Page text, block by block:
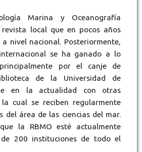
Marina y Oceanografía
local que en pocos años
nivel nacional. Posteriormente,
se ha ganado a lo
por el canje de
de la Universidad de
en la actualidad con otras
cual se reciben regularmente
del área de las ciencias del mar.
la RBMO esté actualmente
200 instituciones de todo el